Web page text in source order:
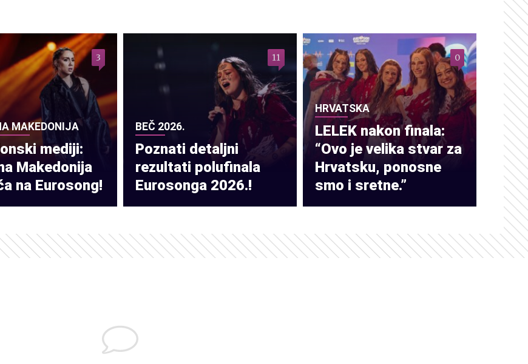
MAKEDONIJA
mediji:
Makedonija
na Eurosong!
3
BEČ 2026.
Poznati detaljni
rezultati polufinala
Eurosonga 2026.!
11
HRVATSKA
LELEK nakon finala:
“Ovo je velika stvar za
Hrvatsku, ponosne
smo i sretne.”
0